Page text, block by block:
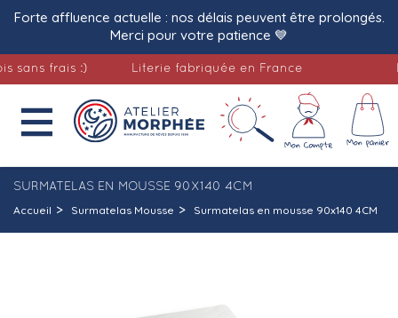
Forte affluence actuelle : nos délais peuvent être prolongés.
Merci pour votre patience 💙
frais :) Literie fabriquée en France

SURMATELAS EN MOUSSE 90X140 4CM
Accueil Surmatelas Mousse Surmatelas en mousse 90x140 4CM